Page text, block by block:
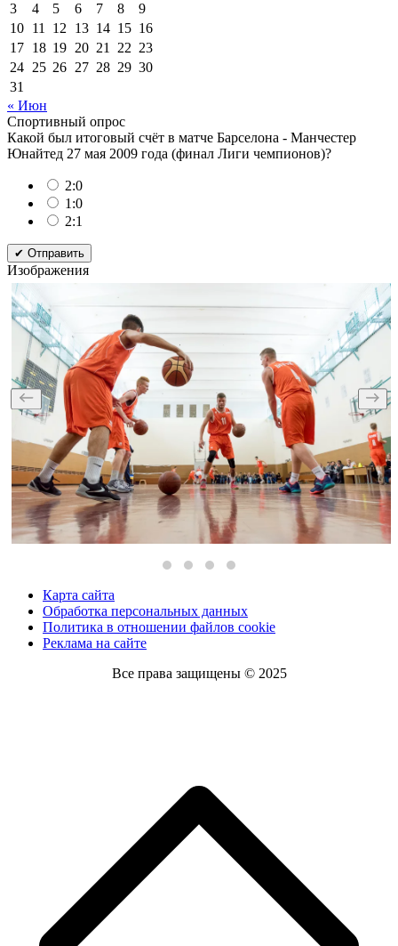
3
4 5 6 7 8
9
10 11 12 13 14 15 16
17 18 19 20 21 22 23
24 25 26 27 28 29 30
31
« Июн
Спортивный опрос
Какой был итоговый счёт в матче Барселона - Манчестер
Юнайтед 27 мая 2009 года (финал Лиги чемпионов)?
2:0
1:0
2:1
✔ Отправить
Изображения
Карта сайта
Обработка персональных данных
Политика в отношении файлов cookie
Реклама на сайте
Все права защищены © 2025